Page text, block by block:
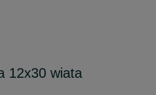
12x30 wiata